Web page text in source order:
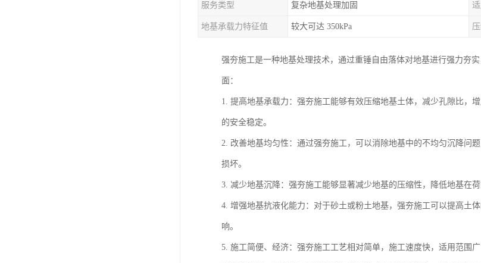
服务类型 复杂地基处理加固
地基承载力特征值 较大可达 350kPa
强夯施工是一种地基处理技术，通过重锤自由落体对地基进行强力夯
面：
1. 提高地基承载力：强夯施工能够有效压缩地基土体，减少孔隙比，
的安全稳定。
2. 改善地基均匀性：通过强夯施工，可以消除地基中的不均匀沉降问
损坏。
3. 减少地基沉降：强夯施工能够显著减少地基的压缩性，降低地基在
4. 增强地基抗液化能力：对于砂土或粉土地基，强夯施工可以提高土
响。
5. 施工简便、经济：强夯施工工艺相对简单，施工速度快，适用范围